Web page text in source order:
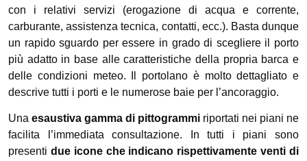
con i relativi servizi (erogazione di acqua e corrente,
carburante, assistenza tecnica, contatti, ecc.). Basta dunque
un rapido sguardo per essere in grado di scegliere il porto
più adatto in base alle caratteristiche della propria barca e
delle condizioni meteo. Il portolano è molto dettagliato e
descrive tutti i porti e le numerose baie per l’ancoraggio.
Una esaustiva gamma di pittogrammi riportati nei piani ne
facilita l’immediata consultazione. In tutti i piani sono
presenti due icone che indicano rispettivamente venti di